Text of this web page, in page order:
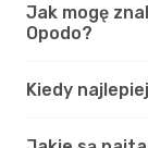
Jak mogę
Opodo?
Kiedy